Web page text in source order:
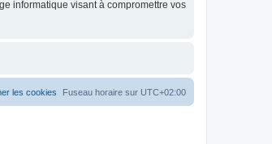
informatique visant à compromettre vos
Fuseau horaire sur UTC+02:00
les cookies